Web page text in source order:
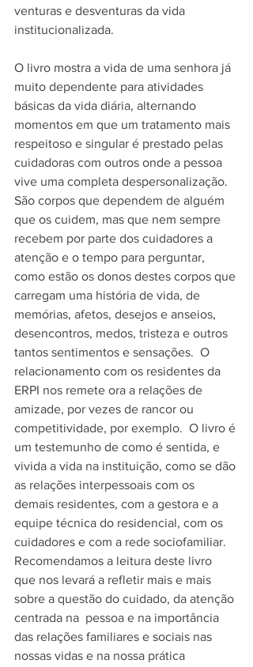
venturas e desventuras da vida
institucionalizada.
O livro mostra a vida de uma senhora já
muito dependente para atividades
básicas da vida diária, alternando
momentos em que um tratamento mais
respeitoso e singular é prestado pelas
cuidadoras com outros onde a pessoa
vive uma completa despersonalização.
São corpos que dependem de alguém
que os cuidem, mas que nem sempre
recebem por parte dos cuidadores a
atenção e o tempo para perguntar,
como estão os donos destes corpos que
carregam uma história de vida, de
memórias, afetos, desejos e anseios,
desencontros, medos, tristeza e outros
tantos sentimentos e sensações.  O
relacionamento com os residentes da
ERPI nos remete ora a relações de
amizade, por vezes de rancor ou
competitividade, por exemplo.  O livro é
um testemunho de como é sentida, e
vivida a vida na instituição, como se dão
as relações interpessoais com os
demais residentes, com a gestora e a
equipe técnica do residencial, com os
cuidadores e com a rede sociofamiliar.
Recomendamos a leitura deste livro
que nos levará a refletir mais e mais
sobre a questão do cuidado, da atenção
centrada na  pessoa e na importância
das relações familiares e sociais nas
nossas vidas e na nossa prática